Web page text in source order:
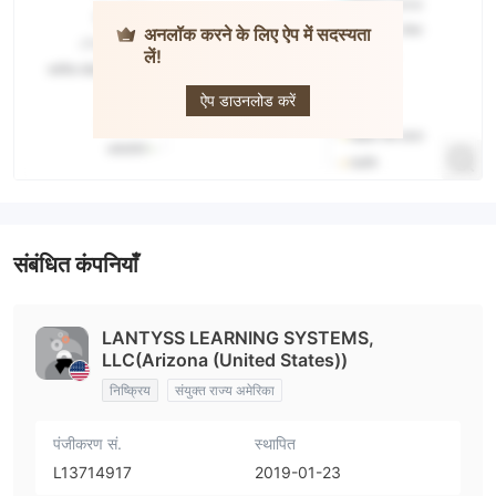
अनलॉक करने के लिए ऐप में सदस्यता
लें!
ऐप डाउनलोड करें
संबंधित कंपनियाँ
LANTYSS LEARNING SYSTEMS,
LLC(Arizona (United States))
निष्क्रिय संयुक्त राज्य अमेरिका
पंजीकरण सं.
L13714917
स्थापित
2019-01-23